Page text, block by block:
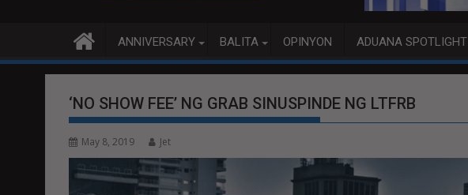
ANNIVERSARY BALITA OPINYON ADUANA SPOTLIGHT
‘NO SHOW FEE’ NG GRAB SINUSPINDE NG LTFRB
May 8, 2019 Jet